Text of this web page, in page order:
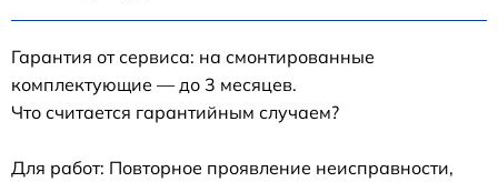
Гарантия от сервиса: на смонтированные
комплектующие — до 3 месяцев.
Что считается гарантийным случаем?
Для работ: Повторное проявление неисправности,